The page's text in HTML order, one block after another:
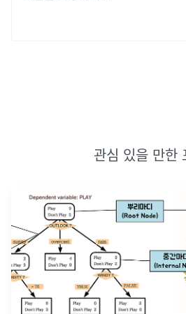
관심 있을 만한